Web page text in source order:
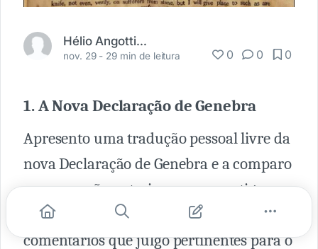
Hélio Angotti Neto
nov. 29 - 29 min de leitura 0 0 0
1. A Nova Declaração de Genebra
Apresento uma tradução pessoal livre da
nova Declaração de Genebra e a comparo
com a versão anterior e com o antigo
Juramento de Hipócrates, tecendo alguns
comentários que julgo pertinentes para o